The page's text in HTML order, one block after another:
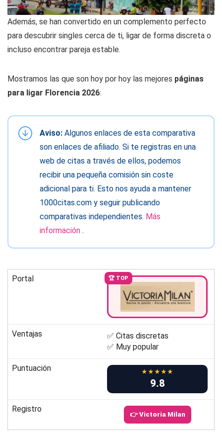
Además, se han convertido en un complemento perfecto
para descubrir singles cerca de ti, ligar de forma discreta o
incluso encontrar pareja estable.
Mostramos las que son hoy por hoy las mejores páginas
para ligar Florencia 2026:
Aviso: Algunos enlaces de esta comparativa
son enlaces de afiliado. Si te registras en una
web de citas a través de ellos, podemos
recibir una pequeña comisión sin coste
adicional para ti. Esto nos ayuda a mantener
1000citas.com y seguir publicando
comparativas independientes. Más
información .
Portal 🏆 TOP
Ventajas
✅ Citas discretas
✅ Muy popular
Puntuación ★★★★★
9.8
Registro
👉 Victoria Milan